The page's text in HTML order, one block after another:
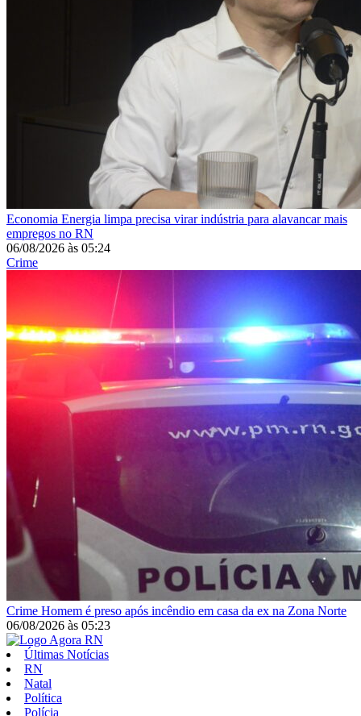
Economia Energia limpa precisa virar indústria para alavancar mais
empregos no RN
06/08/2026 às 05:24
Crime
Crime Homem é preso após incêndio em casa da ex na Zona Norte
06/08/2026 às 05:23
Últimas Notícias
RN
Natal
Política
Polícia